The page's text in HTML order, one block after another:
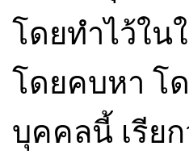
โดยทำไว้ใน
โดยคบหา โ
บุคคลนี้ เรีย